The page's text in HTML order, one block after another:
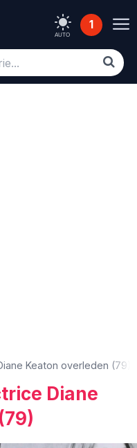
AUTO
1
Keaton overleden (79)
Diane